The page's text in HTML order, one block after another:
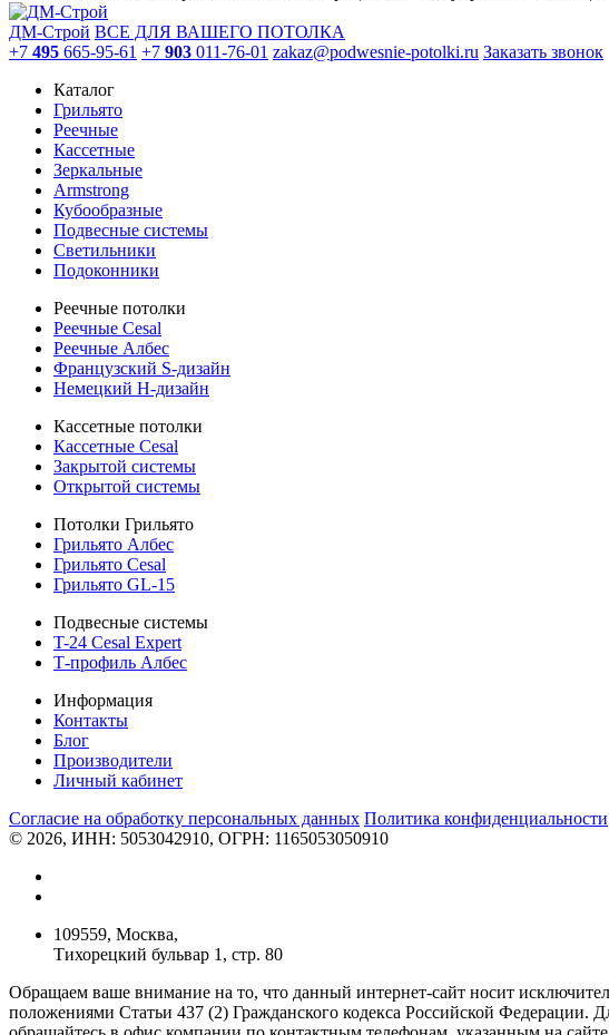
ДМ-Строй ВСЕ ДЛЯ ВАШЕГО ПОТОЛКА
+7 495 665-95-61 +7 903 011-76-01 zakaz@podwesnie-potolki.ru Заказать звонок
Каталог
Грильято
Реечные
Кассетные
Зеркальные
Armstrong
Кубообразные
Подвесные системы
Светильники
Подоконники
Реечные потолки
Реечные Cesal
Реечные Албес
Французский S-дизайн
Немецкий H-дизайн
Кассетные потолки
Кассетные Cesal
Закрытой системы
Открытой системы
Потолки Грильято
Грильято Албес
Грильято Cesal
Грильято GL-15
Подвесные системы
T-24 Cesal Expert
Т-профиль Албес
Информация
Контакты
Блог
Производители
Личный кабинет
Согласие на обработку персональных данных Политикa конфиденциальности
© 2026, ИНН: 5053042910, ОГРН: 1165053050910
109559, Москва,
Тихорецкий бульвар 1, стр. 80
Обращаем ваше внимание на то, что данный интернет-сайт носит
положениями Статьи 437 (2) Гражданского кодекса Российской Федерации.